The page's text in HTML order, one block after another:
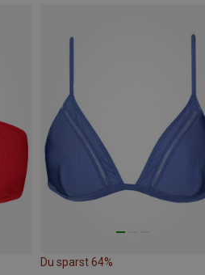
Du sparst 64%